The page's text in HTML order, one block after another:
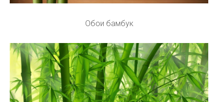
Обои бамбук